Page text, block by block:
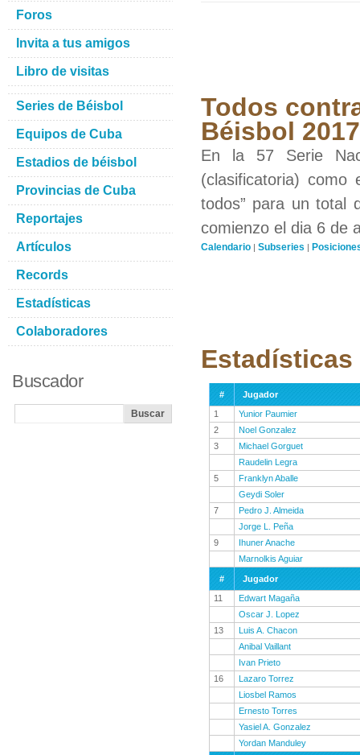
Todos
Béisbol
En la 57 Serie
(clasificatoria) como
todos” para un total
comienzo el dia 6 de
Calendario | Subseries |
Estadísticas
#
Jugador
1
Yunior Paumier
2
Noel Gonzalez
3
Michael Gorguet
Raudelin Legra
5
Franklyn Aballe
Geydi Soler
7
Pedro J. Almeida
Jorge L. Peña
9
Ihuner Anache
Marnolkis Aguiar
#
Jugador
11
Edwart Magaña
Oscar J. Lopez
13
Luis A. Chacon
Anibal Vaillant
Ivan Prieto
16
Lazaro Torrez
Liosbel Ramos
Ernesto Torres
Yasiel A. Gonzalez
Yordan Manduley
Foros
Invita a tus amigos
Libro de visitas
Series de Béisbol
Equipos de Cuba
Estadios de béisbol
Provincias de Cuba
Reportajes
Artículos
Records
Estadísticas
Colaboradores
Buscador